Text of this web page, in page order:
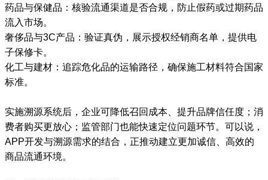
药品与保健品：核验流通渠道是否合规，防止假药或过期药品
流入市场。
奢侈品与3C产品：验证真伪，展示授权经销商名单，提供电
子保修卡。
化工与建材：追踪危化品的运输路径，确保施工材料符合国家
标准。
实施溯源系统后，企业可降低召回成本、提升品牌信任度；消
费者购买更放心；监管部门也能快速定位问题环节。可以说，
APP开发与溯源需求的结合，正推动建立更加诚信、高效的
商品流通环境。